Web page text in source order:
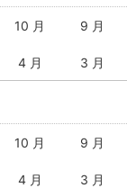
10 月 9 月
4 月 3 月
10 月 9 月
4 月 3 月